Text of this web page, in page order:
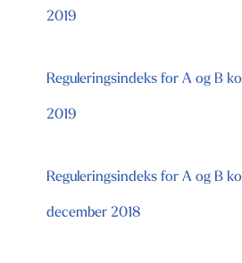
2019
Reguleringsindeks for A og B
2019
Reguleringsindeks for A og B
december 2018